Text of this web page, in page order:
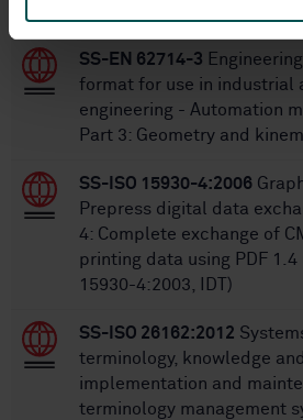
SS-EN 62714-3
format for use in industrial
engineering - Automation
Part 3: Geometry and
SS-ISO 15930-4:2006
Prepress digital data
4: Complete exchange of
printing data using PDF 1.4
15930-4:2003, IDT)
SS-ISO 26162:2012
terminology, knowledge
implementation and
terminology management